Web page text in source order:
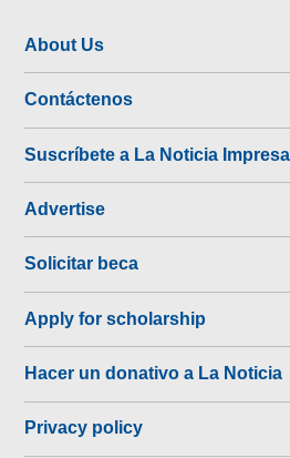
About Us
Contáctenos
Suscríbete a La Noticia Impresa
Advertise
Solicitar beca
Apply for scholarship
Hacer un donativo a La Noticia
Privacy policy